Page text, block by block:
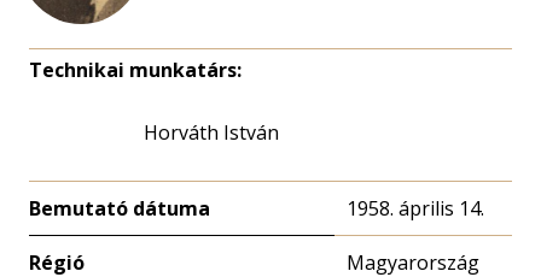
Technikai munkatárs:
Horváth István
Bemutató dátuma 1958. április 14.
Régió
Magyarország